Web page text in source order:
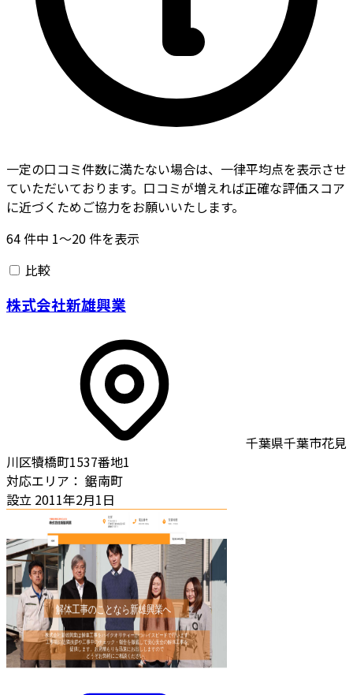
一定の口コミ件数に満たない場合は、一律平均点を表示させ
ていただいております。口コミが増えれば正確な評価スコア
に近づくためご協力をお願いいたします。
64件中 1〜20件を表示
比較
株式会社新雄興業
千葉県千葉市花見
川区犢橋町1537番地1
対応エリア： 鋸南町
設立 2011年2月1日